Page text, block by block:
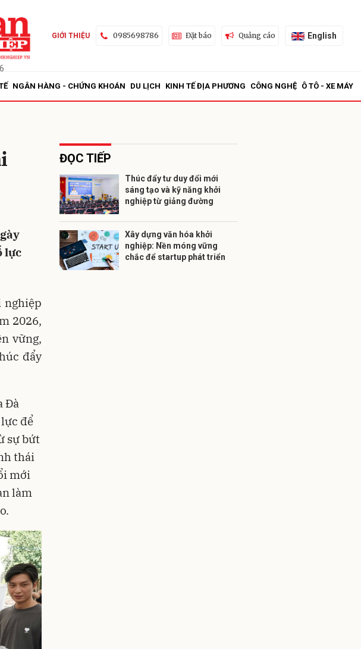
GIỚI THIỆU 0985698786 Đặt báo Quảng cáo English
NGÂN HÀNG - CHỨNG KHOÁN DU LỊCH KINH TẾ ĐỊA PHƯƠNG CÔNG NGHỆ Ô TÔ - XE MÁY
lực
nghiệp
2026,
vững,
đẩy
Đà
để
sự bứt
thái
mới
làm
ĐỌC TIẾP
Thúc đẩy tư duy đổi mới
sáng tạo và kỹ năng khởi
nghiệp từ giảng đường
Xây dựng văn hóa khởi
nghiệp: Nền móng vững
chắc để startup phát triển
Gửi